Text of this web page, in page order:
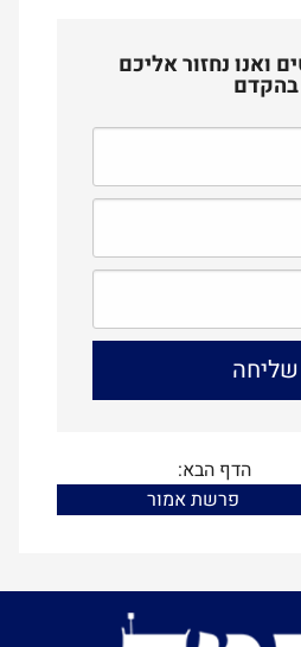
ואנו נחזור אליכם
בהקדם
הדף הבא:
פרשת אמור